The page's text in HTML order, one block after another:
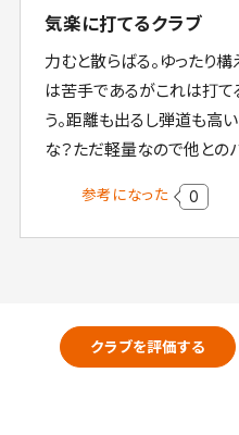
気楽に打てるクラブ
力むと散らばる。ゆったり
は苦手であるがこれは打て
う。距離も出るし弾道も高
な？ただ軽量なので他との
参考になった 0
クラブを評価する